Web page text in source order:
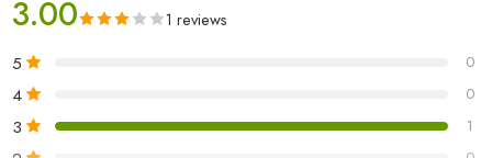
3.00 1 reviews
5 0
4 0
3 1